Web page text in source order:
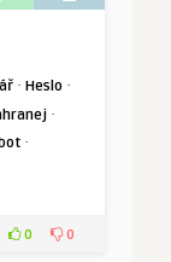
· Heslo ·
·
·
0 0